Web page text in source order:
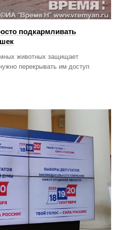
подкармливать
животных защищает
перекрывать им доступ